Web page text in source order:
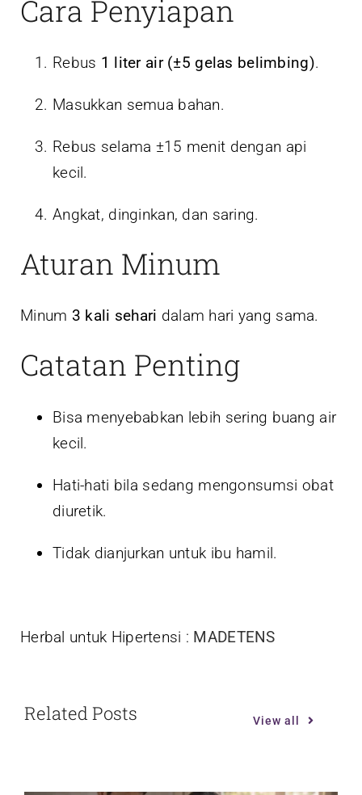
Cara Penyiapan
Rebus 1 liter air (±5 gelas belimbing).
Masukkan semua bahan.
Rebus selama ±15 menit dengan api
kecil.
Angkat, dinginkan, dan saring.
Aturan Minum
Minum 3 kali sehari dalam hari yang sama.
Catatan Penting
Bisa menyebabkan lebih sering buang air
kecil.
Hati-hati bila sedang mengonsumsi obat
diuretik.
Tidak dianjurkan untuk ibu hamil.
Herbal untuk Hipertensi : MADETENS
Related Posts View all